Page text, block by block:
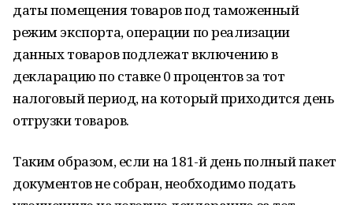
даты помещения товаров под таможенный
режим экспорта, операции по реализации
данных товаров подлежат включению в
декларацию по ставке 0 процентов за тот
налоговый период, на который приходится день
отгрузки товаров.
Таким образом, если на 181-й день полный пакет
документов не собран, необходимо подать